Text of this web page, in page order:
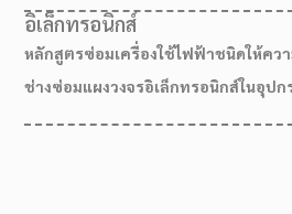
อิเล็กทรอนิกส์
หลักสูตรซ่อมเครื่องใช้ไฟฟ้าชนิดให้คว
ช่างซ่อมแผงวงจรอิเล็กทรอนิกส์ในอุป